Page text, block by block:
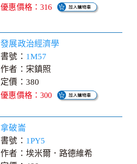
優惠價格：316
發展政治經濟學
書號： 1M57
作者：宋鎮照
定價：380
優惠價格：300
拿破崙
書號： 1PY5
作者：埃米爾．路德維希